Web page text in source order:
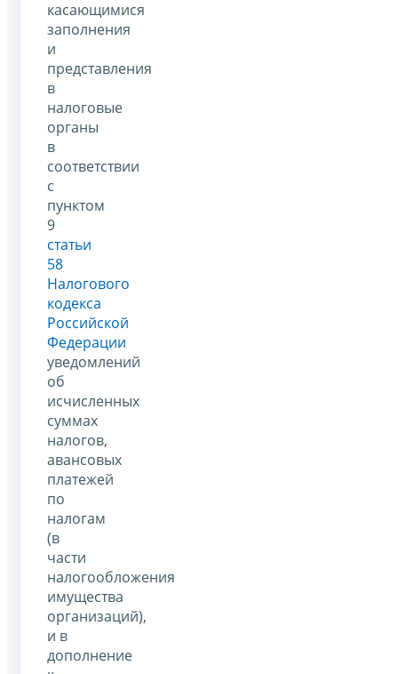
касающимися
заполнения
и
представления
в
налоговые
органы
в
соответствии
с
пунктом
9
статьи
58
Налогового
кодекса
Российской
Федерации
уведомлений
об
исчисленных
суммах
налогов,
авансовых
платежей
по
налогам
(в
части
налогообложения
имущества
организаций),
и в
дополнение